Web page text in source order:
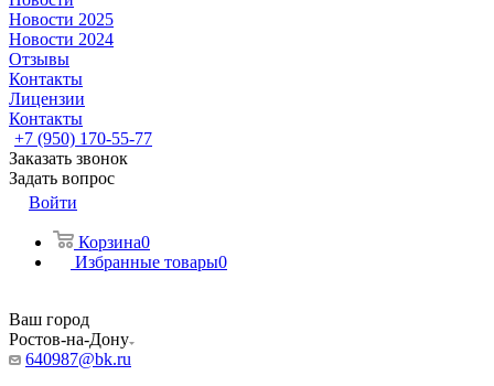
Новости 2025
Новости 2024
Отзывы
Контакты
Лицензии
Контакты
+7 (950) 170-55-77
Заказать звонок
Задать вопрос
Войти
Корзина0
Избранные товары0
Ваш город
Ростов-на-Дону
640987@bk.ru